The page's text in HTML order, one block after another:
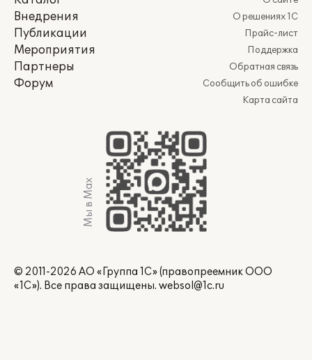
Внедрения
Публикации
Мероприятия
Партнеры
Форум
О решениях 1С
Прайс-лист
Поддержка
Обратная связь
Сообщить об ошибке
Карта сайта
Мы в Max
© 2011-2026 АО «Группа 1С» (правопреемник ООО
«1С»). Все права защищены. websol@1c.ru